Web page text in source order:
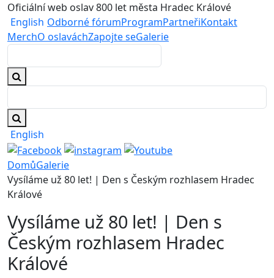
Oficiální web oslav 800 let města Hradec Králové
English Odborné fórumProgramPartneřiKontakt
MerchO oslaváchZapojte seGalerie
English
DomůGalerie
Vysíláme už 80 let! | Den s Českým rozhlasem Hradec
Králové
Vysíláme už 80 let! | Den s
Českým rozhlasem Hradec
Králové